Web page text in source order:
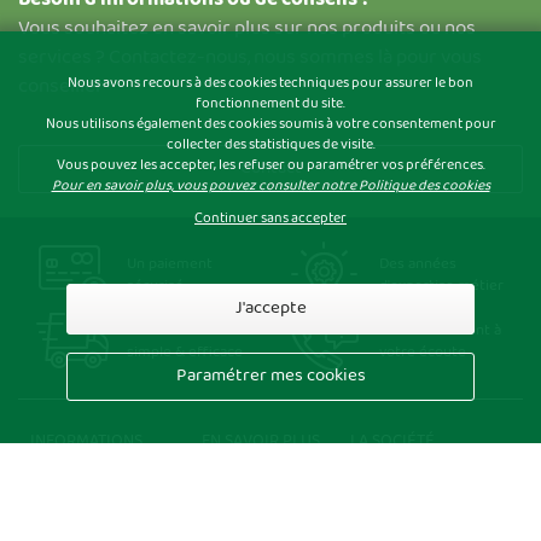
Vous souhaitez en savoir plus sur nos produits ou nos
conseiller
Contact
sécurisé
d'expertise métier
Une livraison
simple & efficace
Un service client à
votre écoute
INFORMATIONS
EN SAVOIR PLUS
LA SOCIÉTÉ
Nous avons recours à des cookies techniques pour assurer le bon
fonctionnement du site.
Nous utilisons également des cookies soumis à votre consentement pour
collecter des statistiques de visite.
Vous pouvez les accepter, les refuser ou paramétrer vos préférences.
Pour en savoir plus, vous pouvez consulter notre Politique des cookies
Continuer sans accepter
J'accepte
Paramétrer mes cookies